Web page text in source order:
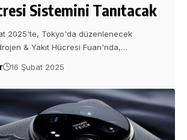
Sistemini Tanıtacak
2025'te, Tokyo'da düzenlenecek
& Yakıt Hücresi Fuarı'nda,…
16 Şubat 2025